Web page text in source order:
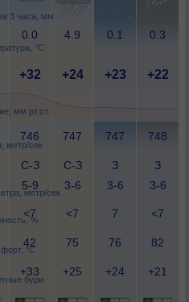
3 часа, мм
°C
мм рт.ст.
метр/сек
метр/сек
%
°C
бури
0.0 4.9 0.1 0.3
+32 +24 +23 +22
746 747 747 748
С-З
5-9
С-З
3-6
З
3-6
З
3-6
<7 <7 7 <7
42 75 76 82
+33 +25 +24 +21